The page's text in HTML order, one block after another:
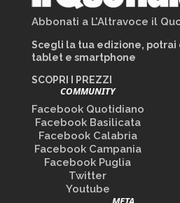
Abbonati a L’Altravoce il
Scegli la tua edizione, potrai
tablet e smartphone
SCOPRI I PREZZI
COMMUNITY
Facebook Quotidiano
Facebook Basilicata
Facebook Calabria
Facebook Campania
Facebook Puglia
Twitter
Youtube